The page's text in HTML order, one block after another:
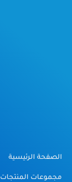
الصفحة الرئيسية
مجموعات المنتجات